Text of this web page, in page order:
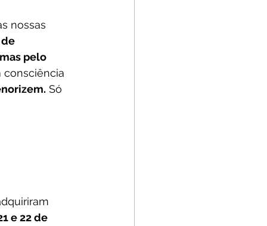
nossas
pelo
consciência
Só
e 22 de